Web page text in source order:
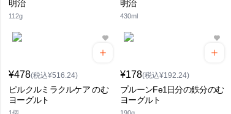
明治
112g
明治
430ml
¥478(税込¥516.24)
ピルクルミラクルケア のむ
ヨーグルト
¥178(税込¥192.24)
プルーンFe1日分の鉄分のむ
ヨーグルト